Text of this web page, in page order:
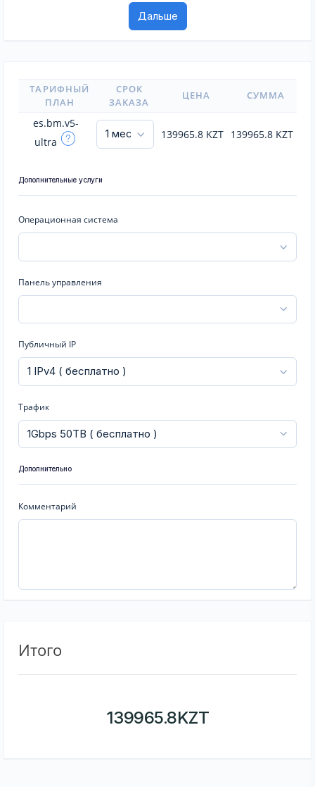
ТАРИФНЫЙ
ПЛАН
СРОК
ЗАКАЗА
ЦЕНА СУММА
es.bm.v5-
ultra
139965.8 KZT 139965.8 KZT
Дополнительные услуги
Операционная система
Панель управления
Публичный IP
Трафик
Дополнительно
Комментарий
Итого
139965.8KZT